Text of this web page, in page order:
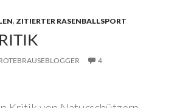
, ZITIERTER RASENBALLSPORT
4